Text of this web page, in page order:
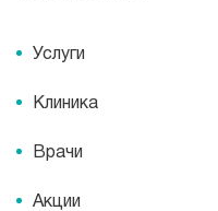
Услуги
Клиника
Врачи
Акции